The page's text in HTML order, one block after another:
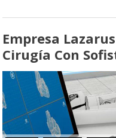
Empresa
Cirugía Con